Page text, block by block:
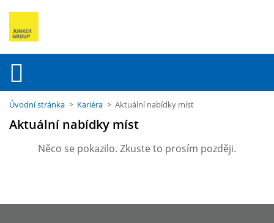
Úvodní stránka > Kariéra > Aktuální nabídky míst
Aktuální nabídky míst
Něco se pokazilo. Zkuste to prosím později.